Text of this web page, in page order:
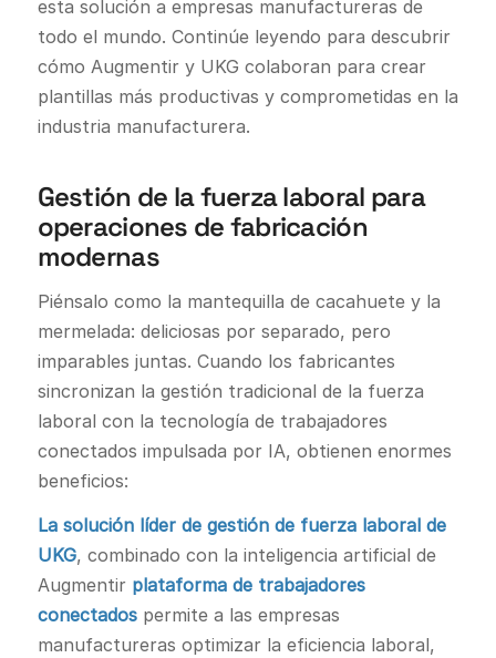
esta solución a empresas manufactureras de
todo el mundo. Continúe leyendo para descubrir
cómo Augmentir y UKG colaboran para crear
plantillas más productivas y comprometidas en la
industria manufacturera.
Gestión de la fuerza laboral para
operaciones de fabricación
modernas
Piénsalo como la mantequilla de cacahuete y la
mermelada: deliciosas por separado, pero
imparables juntas. Cuando los fabricantes
sincronizan la gestión tradicional de la fuerza
laboral con la tecnología de trabajadores
conectados impulsada por IA, obtienen enormes
beneficios:
La solución líder de gestión de fuerza laboral de
UKG, combinado con la inteligencia artificial de
Augmentir plataforma de trabajadores
conectadospermite a las empresas
manufactureras optimizar la eficiencia laboral,